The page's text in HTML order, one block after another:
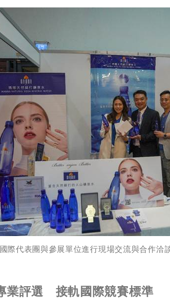
際代表團與參展單位進行現場交流與合作洽談
業評選 接軌國際競賽標準